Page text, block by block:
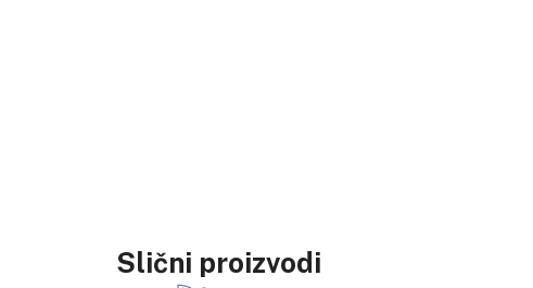
Slični proizvodi